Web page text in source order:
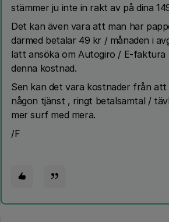
stämmer ju inte in rakt av på dina
Det kan även vara att man har
därmed betalar 49 kr / månaden i
lätt ansöka om Autogiro / E-
denna kostnad.
Sen kan det vara kostnader från
någon tjänst , ringt betalsamtal /
mer surf med mera.
/F